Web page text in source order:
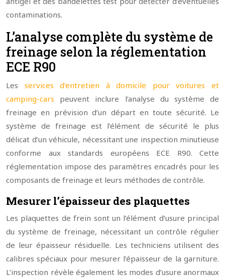
contaminations.
L’analyse complète du système de
freinage selon la réglementation
ECE R90
Les services d’entretien à domicile pour voitures et
camping-cars peuvent inclure l’analyse du système de
freinage en prévision d’un départ en toute sécurité. Le
système de freinage est l’élément de sécurité le plus
délicat d’un véhicule, nécessitant une inspection minutieuse
conforme aux standards européens ECE R90. Cette
réglementation impose des paramètres encadrés pour les
composants de freinage et leurs méthodes de contrôle.
Mesurer l’épaisseur des plaquettes
Les plaquettes de frein sont un l’élément d’usure principal
du système de freinage, nécessitant un contrôle régulier
de leur épaisseur résiduelle. Les techniciens utilisent des
calibres spéciaux pour mesurer l’épaisseur de la garniture.
L’inspection révèle également les modes d’usure anormaux